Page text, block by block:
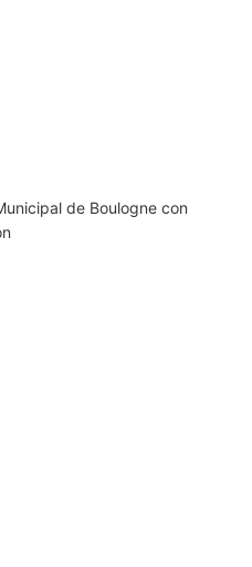
de Boulogne con